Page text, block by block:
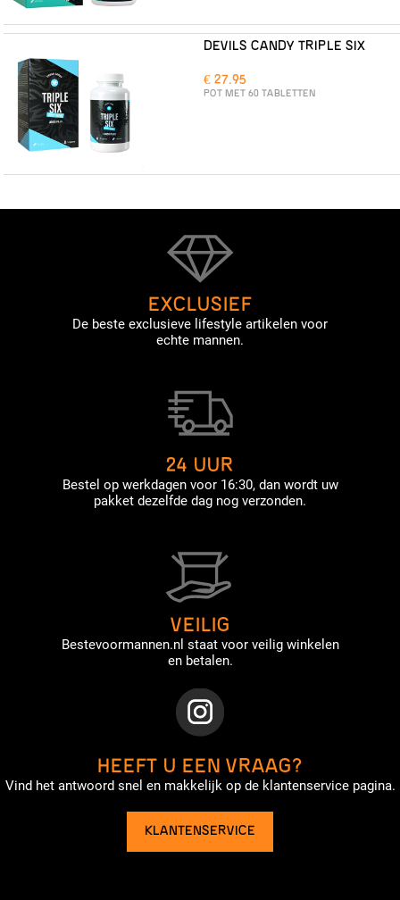
DEVILS CANDY TRIPLE SIX
€ 27.95
POT MET 60 TABLETTEN
EXCLUSIEF
De beste exclusieve lifestyle artikelen voor
echte mannen.
24 UUR
Bestel op werkdagen voor 16:30, dan wordt uw
pakket dezelfde dag nog verzonden.
VEILIG
Bestevoormannen.nl staat voor veilig winkelen
en betalen.
HEEFT U EEN VRAAG?
Vind het antwoord snel en makkelijk op de klantenservice pagina.
KLANTENSERVICE